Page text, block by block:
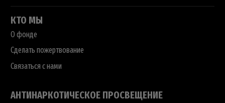
КТО МЫ
О фонде
Сделать пожертвование
Связаться с нами
АНТИНАРКОТИЧЕСКОЕ ПРОСВЕЩЕНИЕ